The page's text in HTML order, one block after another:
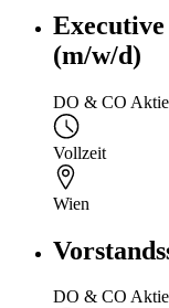
Executive
(m/w/d)
DO & CO
Vollzeit
Wien
DO & CO